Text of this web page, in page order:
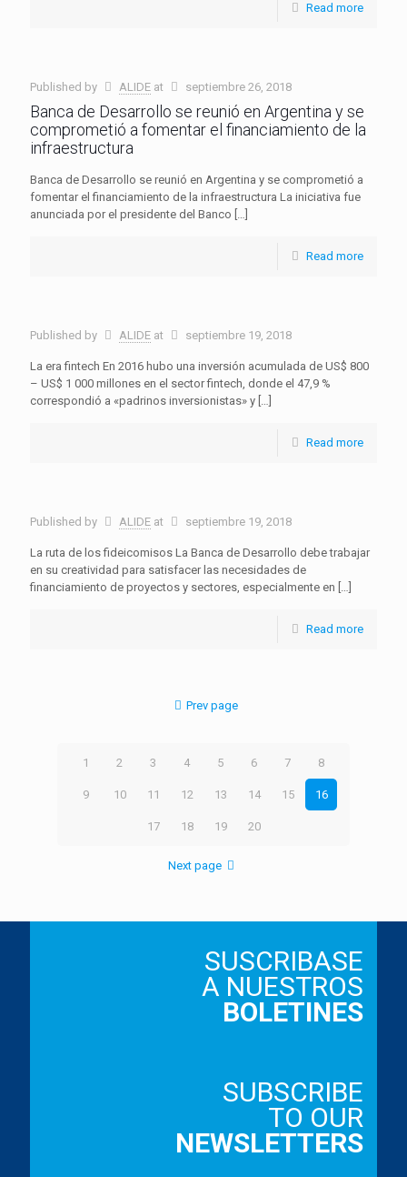
Read more
Published by ALIDE at septiembre 26, 2018
Banca de Desarrollo se reunió en Argentina y se
comprometió a fomentar el financiamiento de la
infraestructura
Banca de Desarrollo se reunió en Argentina y se comprometió a
fomentar el financiamiento de la infraestructura La iniciativa fue
anunciada por el presidente del Banco […]
Read more
Published by ALIDE at septiembre 19, 2018
La era fintech En 2016 hubo una inversión acumulada de US$ 800
– US$ 1 000 millones en el sector fintech, donde el 47,9 %
correspondió a «padrinos inversionistas» y […]
Read more
Published by ALIDE at septiembre 19, 2018
La ruta de los fideicomisos La Banca de Desarrollo debe trabajar
en su creatividad para satisfacer las necesidades de
financiamiento de proyectos y sectores, especialmente en […]
Read more
Prev page
1 2 3 4 5 6 7 8
9 10 11 12 13 14 15 16
17 18 19 20
Next page
SUSCRIBASE
A NUESTROS
BOLETINES
SUBSCRIBE
TO OUR
NEWSLETTERS